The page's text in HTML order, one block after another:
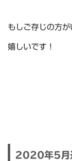
もしご存じの方
嬉しいです！
2020年5月